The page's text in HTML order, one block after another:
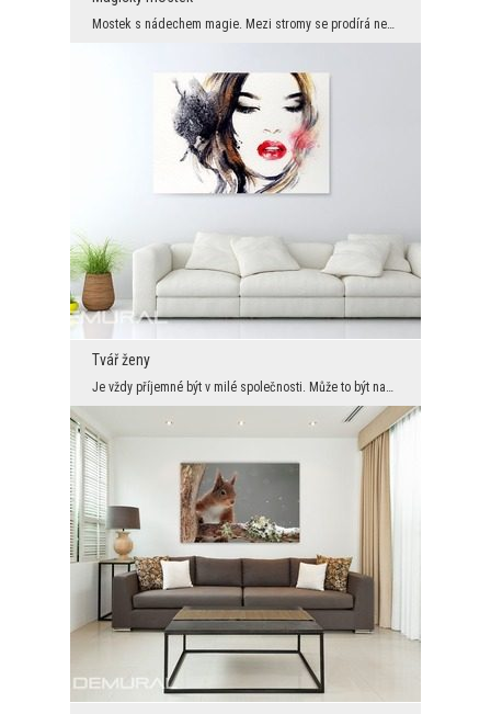
Mostek s nádechem magie. Mezi stromy se prodírá nesmělé slunce. Díky tomu je náš hlavní hrdina os...
Tvář ženy
Je vždy příjemné být v milé společnosti. Může to být například osoba umístěná na nástěnné dekorac...